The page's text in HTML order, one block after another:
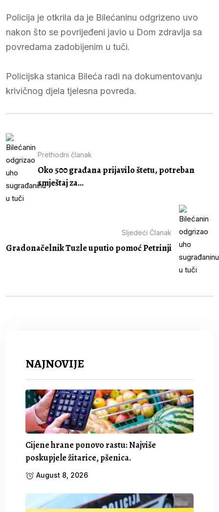
Policija je otkrila da je Bilećaninu odgrizeno uvo
nakon što se povrijeđeni javio u Dom zdravlja sa
povredama zadobijenim u tuči.
Policijska stanica Bileća radi na dokumentovanju
krivičnog djela tjelesna povreda.
Prethodni članak
Oko 500 građana prijavilo štetu, potreban
smještaj za...
Sljedeći Članak
Gradonačelnik Tuzle uputio pomoć Petrinji
NAJNOVIJE
Cijene hrane ponovo rastu: Najviše
poskupjele žitarice, pšenica.
August 8, 2026